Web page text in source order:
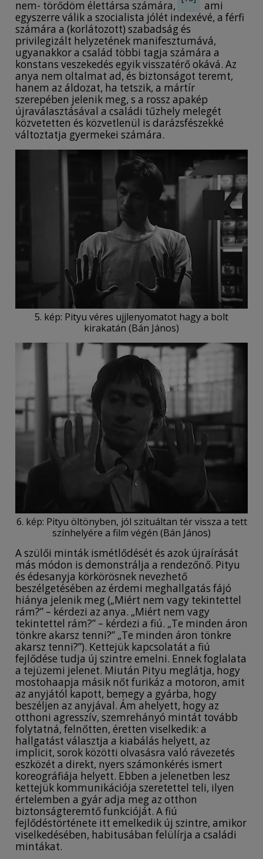
nem- törődöm élettársa számára,
ami
egyszerre válik a szocialista jólét indexévé, a férfi
számára a (korlátozott) szabadság és
privilegizált helyzetének manifesztumává,
ugyanakkor a család többi tagja számára a
konstans veszekedés egyik visszatérő okává. Az
anya nem oltalmat ad, és biztonságot teremt,
hanem az áldozat, ha tetszik, a mártír
szerepében jelenik meg, s a rossz apakép
újraválasztásával a családi tűzhely melegét
közvetetten és közvetlenül is darázsfészekké
változtatja gyermekei számára.
5. kép: Pityu véres ujjlenyomatot hagy a bolt
kirakatán (Bán János)
6. kép: Pityu öltönyben, jól szituáltan tér vissza a tett
színhelyére a film végén (Bán János)
A szülői minták ismétlődését és azok újraírását
más módon is demonstrálja a rendezőnő. Pityu
és édesanyja körkörösnek nevezhető
beszélgetésében az érdemi meghallgatás fájó
hiánya jelenik meg („Miért nem vagy tekintettel
rám?” – kérdezi az anya. „Miért nem vagy
tekintettel rám?” – kérdezi a fiú. „Te minden áron
tönkre akarsz tenni?” „Te minden áron tönkre
akarsz tenni?”). Kettejük kapcsolatát a fiú
fejlődése tudja új szintre emelni. Ennek foglalata
a tejüzemi jelenet. Miután Pityu meglátja, hogy
mostohaapja másik nőt furikáz a motoron, amit
az anyjától kapott, bemegy a gyárba, hogy
beszéljen az anyjával. Ám ahelyett, hogy az
otthoni agresszív, szemrehányó mintát tovább
folytatná, felnőtten, éretten viselkedik: a
hallgatást választja a kiabálás helyett, az
implicit, sorok közötti olvasásra való rávezetés
eszközét a direkt, nyers számonkérés ismert
koreográfiája helyett. Ebben a jelenetben lesz
kettejük kommunikációja szeretettel teli, ilyen
értelemben a gyár adja meg az otthon
biztonságteremtő funkcióját. A fiú
fejlődéstörténete itt emelkedik új szintre, amikor
viselkedésében, habitusában felülírja a családi
mintákat.